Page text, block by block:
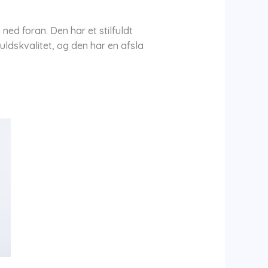
foran. Den har et stilfuldt
og den har en afsla